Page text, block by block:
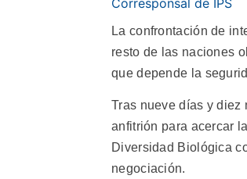
La confrontación de
resto de las naciones
que depende la
Tras nueve días y diez
anfitrión para acercar
Diversidad Biológica
negociación.